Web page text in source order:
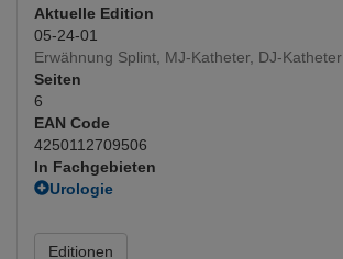
Aktuelle Edition
05-24-01
Erwähnung Splint, MJ-Katheter, DJ-Katheter
Seiten
6
EAN Code
4250112709506
In Fachgebieten
Urologie
Editionen